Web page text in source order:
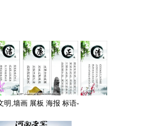
明,墙画 展板 海报 标语-